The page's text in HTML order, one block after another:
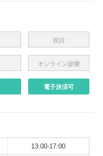
祝日
オンライン診療
電子決済可
13:00-17:00